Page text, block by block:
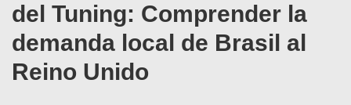
del Tuning: Comprender la
demanda local de Brasil al
Reino Unido